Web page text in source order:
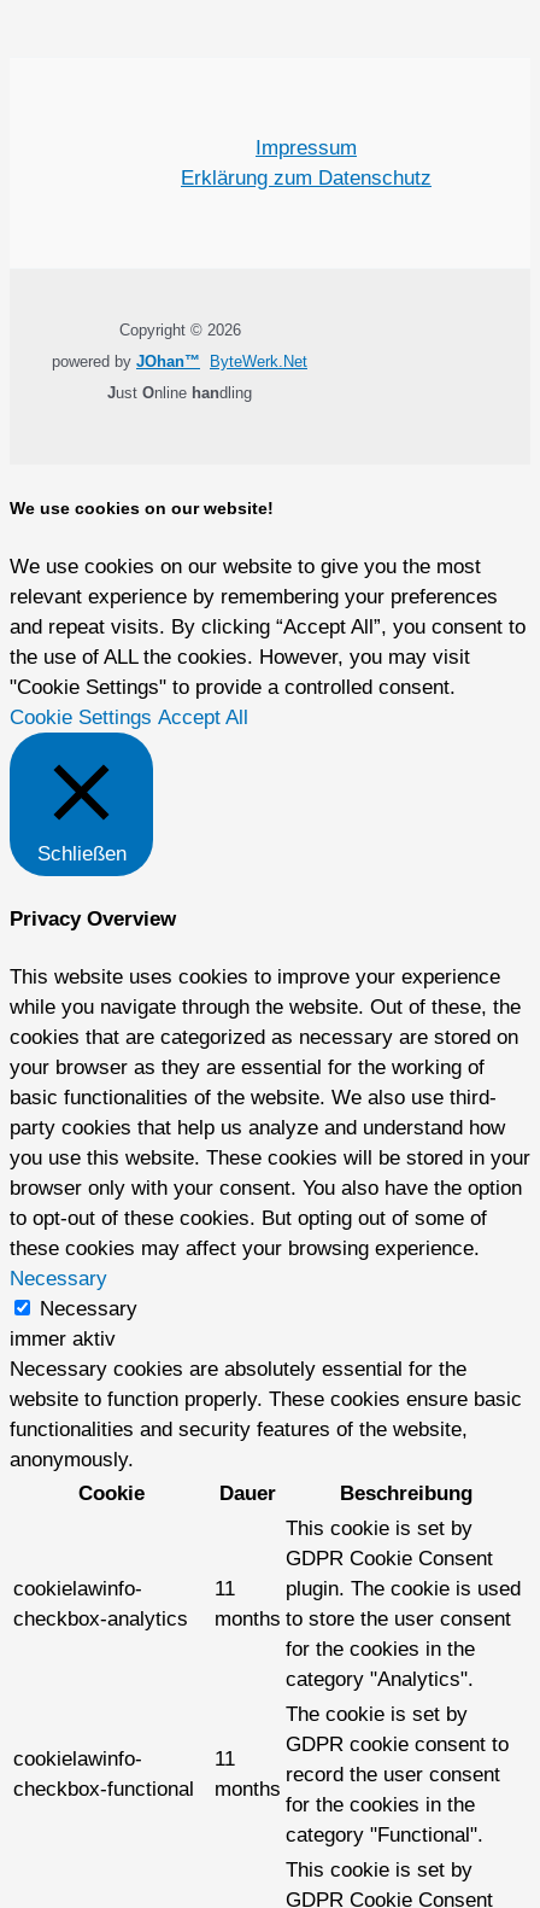
Impressum
Erklärung zum Datenschutz
Copyright © 2026
powered by JOhan™
ByteWerk.Net
Just Online handling
We use cookies on our website!
We use cookies on our website to give you the most
relevant experience by remembering your preferences
and repeat visits. By clicking “Accept All”, you consent to
the use of ALL the cookies. However, you may visit
"Cookie Settings" to provide a controlled consent.
Cookie Settings Accept All
Schließen
Privacy Overview
This website uses cookies to improve your experience
while you navigate through the website. Out of these, the
cookies that are categorized as necessary are stored on
your browser as they are essential for the working of
basic functionalities of the website. We also use third-
party cookies that help us analyze and understand how
you use this website. These cookies will be stored in your
browser only with your consent. You also have the option
to opt-out of these cookies. But opting out of some of
these cookies may affect your browsing experience.
Necessary
Necessary
immer aktiv
Necessary cookies are absolutely essential for the
website to function properly. These cookies ensure basic
functionalities and security features of the website,
anonymously.
Cookie
Dauer Beschreibung
cookielawinfo-
checkbox-analytics
11
months
This cookie is set by
GDPR Cookie Consent
plugin. The cookie is used
to store the user consent
for the cookies in the
category "Analytics".
cookielawinfo-
checkbox-functional
11
months
The cookie is set by
GDPR cookie consent to
record the user consent
for the cookies in the
category "Functional".
This cookie is set by
GDPR Cookie Consent